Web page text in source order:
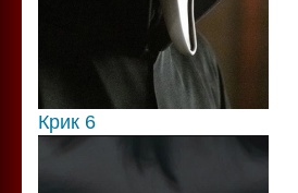
Крик 6